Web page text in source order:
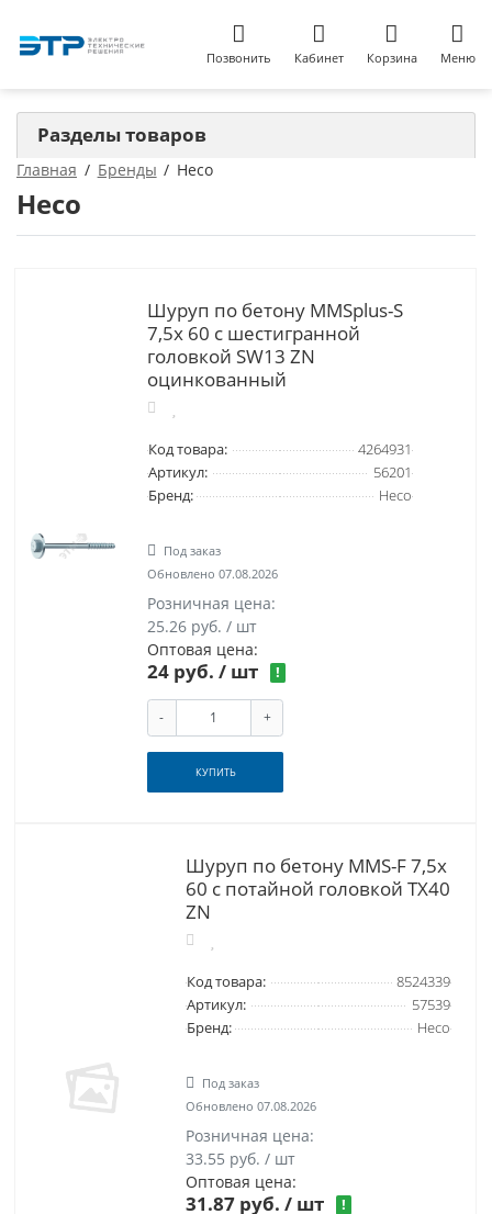
Позвонить Кабинет Корзина Меню
Главная Бренды Heco
Heco
Шуруп по бетону MMSplus-S
7,5x 60 с шестигранной
головкой SW13 ZN
оцинкованный
Код товара:
4264931
Артикул:
56201
Бренд:
Heco
Под заказ
Обновлено 07.08.2026
Розничная цена:
25.26 руб. / шт
Оптовая цена:
24 руб. / шт !
- +
КУПИТЬ
Шуруп по бетону MMS-F 7,5x
60 с потайной головкой TX40
ZN
Код товара:
8524339
Артикул:
57539
Бренд:
Heco
Под заказ
Обновлено 07.08.2026
Розничная цена:
33.55 руб. / шт
Оптовая цена:
31.87 руб. / шт !
Разделы товаров